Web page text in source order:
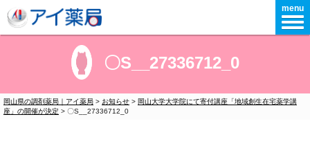
menu
〇S__27336712_0
岡山県の調剤薬局｜アイ薬局 > お知らせ > 岡山大学大学院にて寄付講座「地域創生在宅薬学講
座」の開催が決定 > 〇S__27336712_0